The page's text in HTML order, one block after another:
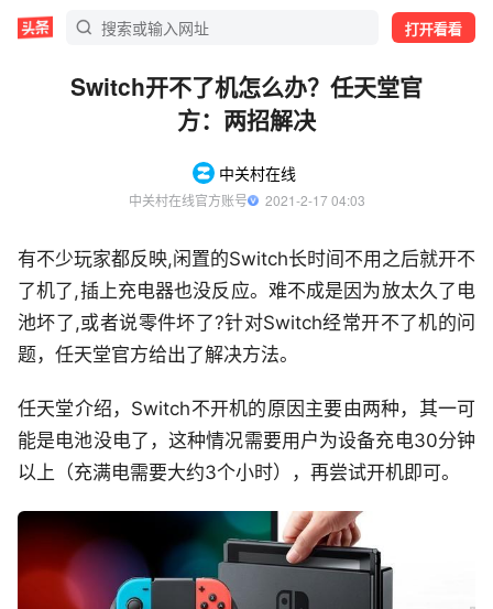
打开看看
Switch开不了机怎么办？任天堂官
方：两招解决
中关村在线
中关村在线官方账号
  2021-2-17 04:03
有不少玩家都反映,闲置的Switch长时间不用之后就开不
了机了,插上充电器也没反应。难不成是因为放太久了电
池坏了,或者说零件坏了?针对Switch经常开不了机的问
题，任天堂官方给出了解决方法。
任天堂介绍，Switch不开机的原因主要由两种，其一可
能是电池没电了，这种情况需要用户为设备充电30分钟
以上（充满电需要大约3个小时），再尝试开机即可。